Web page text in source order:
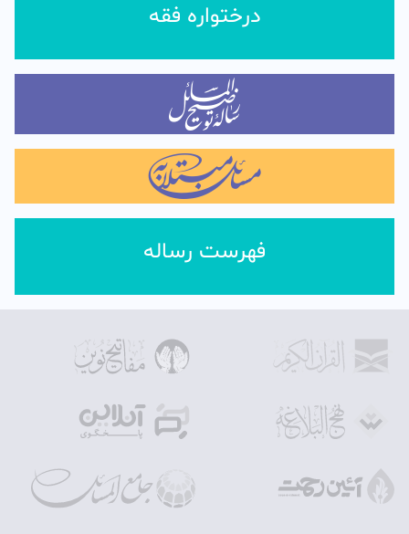
درختواره فقه
فهرست رساله